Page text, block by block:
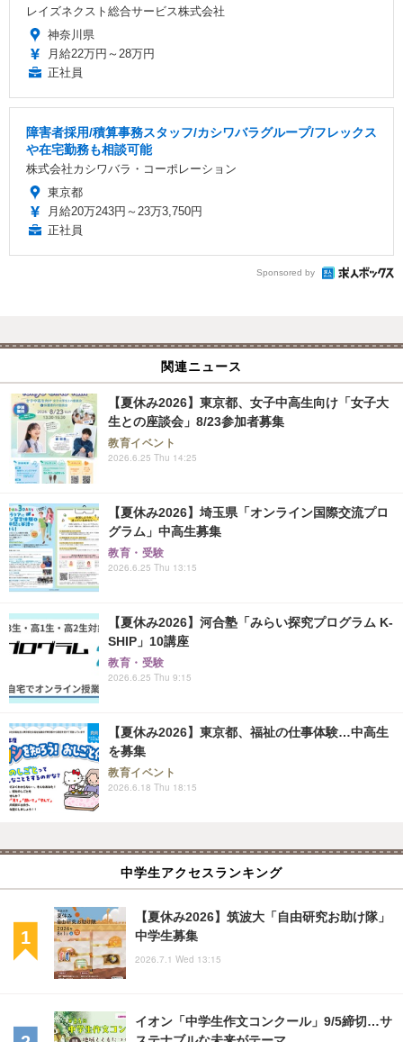
レイズネクスト総合サービス株式会社
神奈川県
月給22万円～28万円
正社員
障害者採用/積算事務スタッフ/カシワバラグループ/フレックス
や在宅勤務も相談可能
株式会社カシワバラ・コーポレーション
東京都
月給20万243円～23万3,750円
正社員
Sponsored by
関連ニュース
【夏休み2026】東京都、女子中高生向け「女子大
生との座談会」8/23参加者募集
教育イベント
2026.6.25 Thu 14:25
【夏休み2026】埼玉県「オンライン国際交流プロ
グラム」中高生募集
教育・受験
2026.6.25 Thu 13:15
【夏休み2026】河合塾「みらい探究プログラム K-
SHIP」10講座
教育・受験
2026.6.25 Thu 9:15
【夏休み2026】東京都、福祉の仕事体験…中高生
を募集
教育イベント
2026.6.18 Thu 18:15
中学生アクセスランキング
【夏休み2026】筑波大「自由研究お助け隊」
中学生募集
2026.7.1 Wed 13:15
イオン「中学生作文コンクール」9/5締切…サ
ステナブルな未来がテーマ